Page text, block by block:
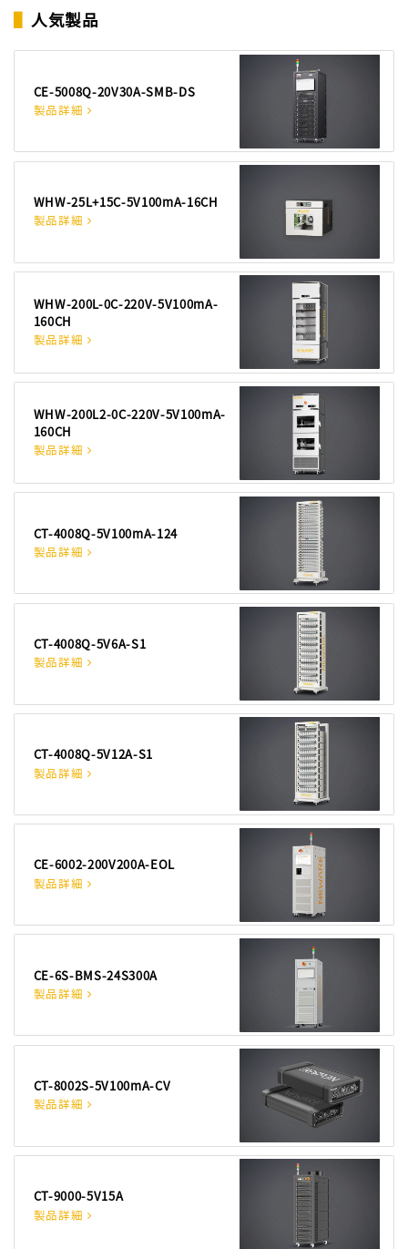
人気製品
CE-5008Q-20V30A-SMB-DS
製品詳細
WHW-25L+15C-5V100mA-16CH
製品詳細
WHW-200L-0C-220V-5V100mA-
160CH
製品詳細
WHW-200L2-0C-220V-5V100mA-
160CH
製品詳細
CT-4008Q-5V100mA-124
製品詳細
CT-4008Q-5V6A-S1
製品詳細
CT-4008Q-5V12A-S1
製品詳細
CE-6002-200V200A-EOL
製品詳細
CE-6S-BMS-24S300A
製品詳細
CT-8002S-5V100mA-CV
製品詳細
CT-9000-5V15A
製品詳細